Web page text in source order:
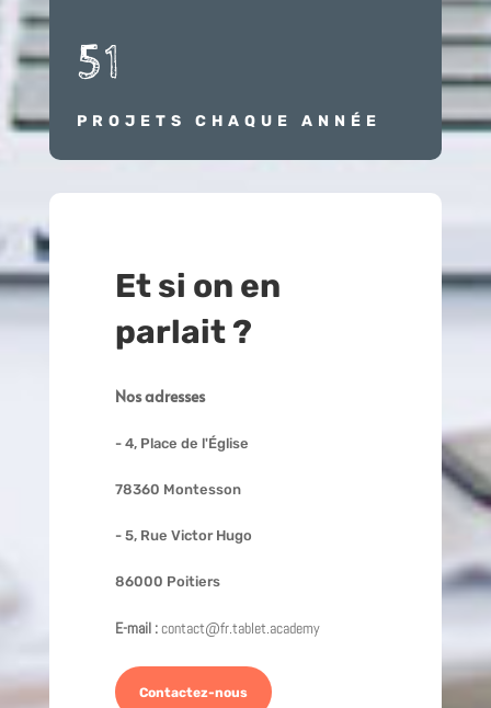
51
PROJETS CHAQUE ANNÉE
Et si on en
parlait ?
Nos adresses
- 4, Place de l'Église
78360 Montesson
- 5, Rue Victor Hugo
86000 Poitiers
E-mail :contact@fr.tablet.academy
Contactez-nous